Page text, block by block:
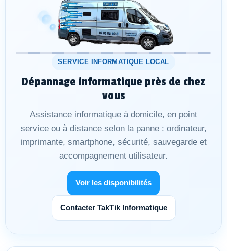
SERVICE INFORMATIQUE LOCAL
Dépannage informatique près de chez
vous
Assistance informatique à domicile, en point
service ou à distance selon la panne : ordinateur,
imprimante, smartphone, sécurité, sauvegarde et
accompagnement utilisateur.
Voir les disponibilités
Contacter TakTik Informatique